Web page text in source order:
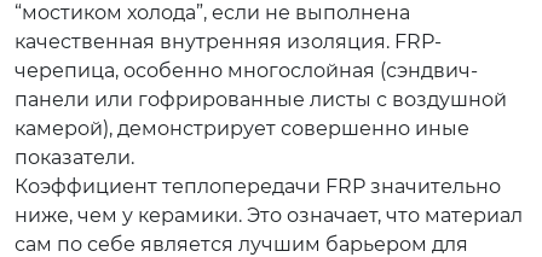
“мостиком холода”, если не выполнена
качественная внутренняя изоляция. FRP-
черепица, особенно многослойная (сэндвич-
панели или гофрированные листы с воздушной
камерой), демонстрирует совершенно иные
показатели.
Коэффициент теплопередачи FRP значительно
ниже, чем у керамики. Это означает, что материал
сам по себе является лучшим барьером для